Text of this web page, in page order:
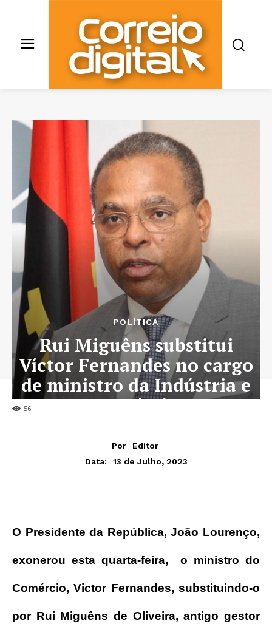
56
POLÍTICA
Rui Miguêns substitui
Víctor Fernandes no cargo
de ministro da Indústria e
Comércio
Por
Editor
Data:
13 de Julho, 2023
O Presidente da República, João Lourenço,
exonerou esta quarta-feira, o ministro do
Comércio, Victor Fernandes, substituindo-o
por Rui Miguêns de Oliveira, antigo gestor